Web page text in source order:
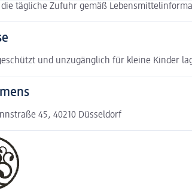
tägliche Zufuhr gemäß
und unzugänglich für kleine Kinder
45, 40210 Düsseldorf